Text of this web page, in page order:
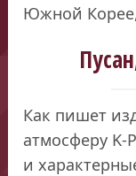
Южной
Как пишет
атмосферу K-
и